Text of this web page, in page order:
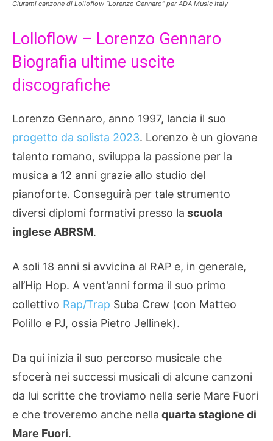
Giurami canzone di Lolloflow “Lorenzo Gennaro” per ADA Music Italy
Lolloflow – Lorenzo Gennaro
Biografia ultime uscite
discografiche
Lorenzo Gennaro, anno 1997, lancia il suo
progetto da solista 2023. Lorenzo è un giovane
talento romano, sviluppa la passione per la
musica a 12 anni grazie allo studio del
pianoforte. Conseguirà per tale strumento
diversi diplomi formativi presso la scuola
inglese ABRSM.
A soli 18 anni si avvicina al RAP e, in generale,
all’Hip Hop. A vent’anni forma il suo primo
collettivo Rap/Trap Suba Crew (con Matteo
Polillo e PJ, ossia Pietro Jellinek).
Da qui inizia il suo percorso musicale che
sfocerà nei successi musicali di alcune canzoni
da lui scritte che troviamo nella serie Mare Fuori
e che troveremo anche nella quarta stagione di
Mare Fuori.